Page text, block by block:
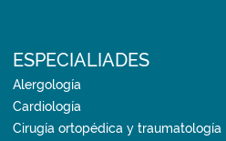
ESPECIALIADES
Alergología
Cardiología
Cirugía ortopédica y traumatología